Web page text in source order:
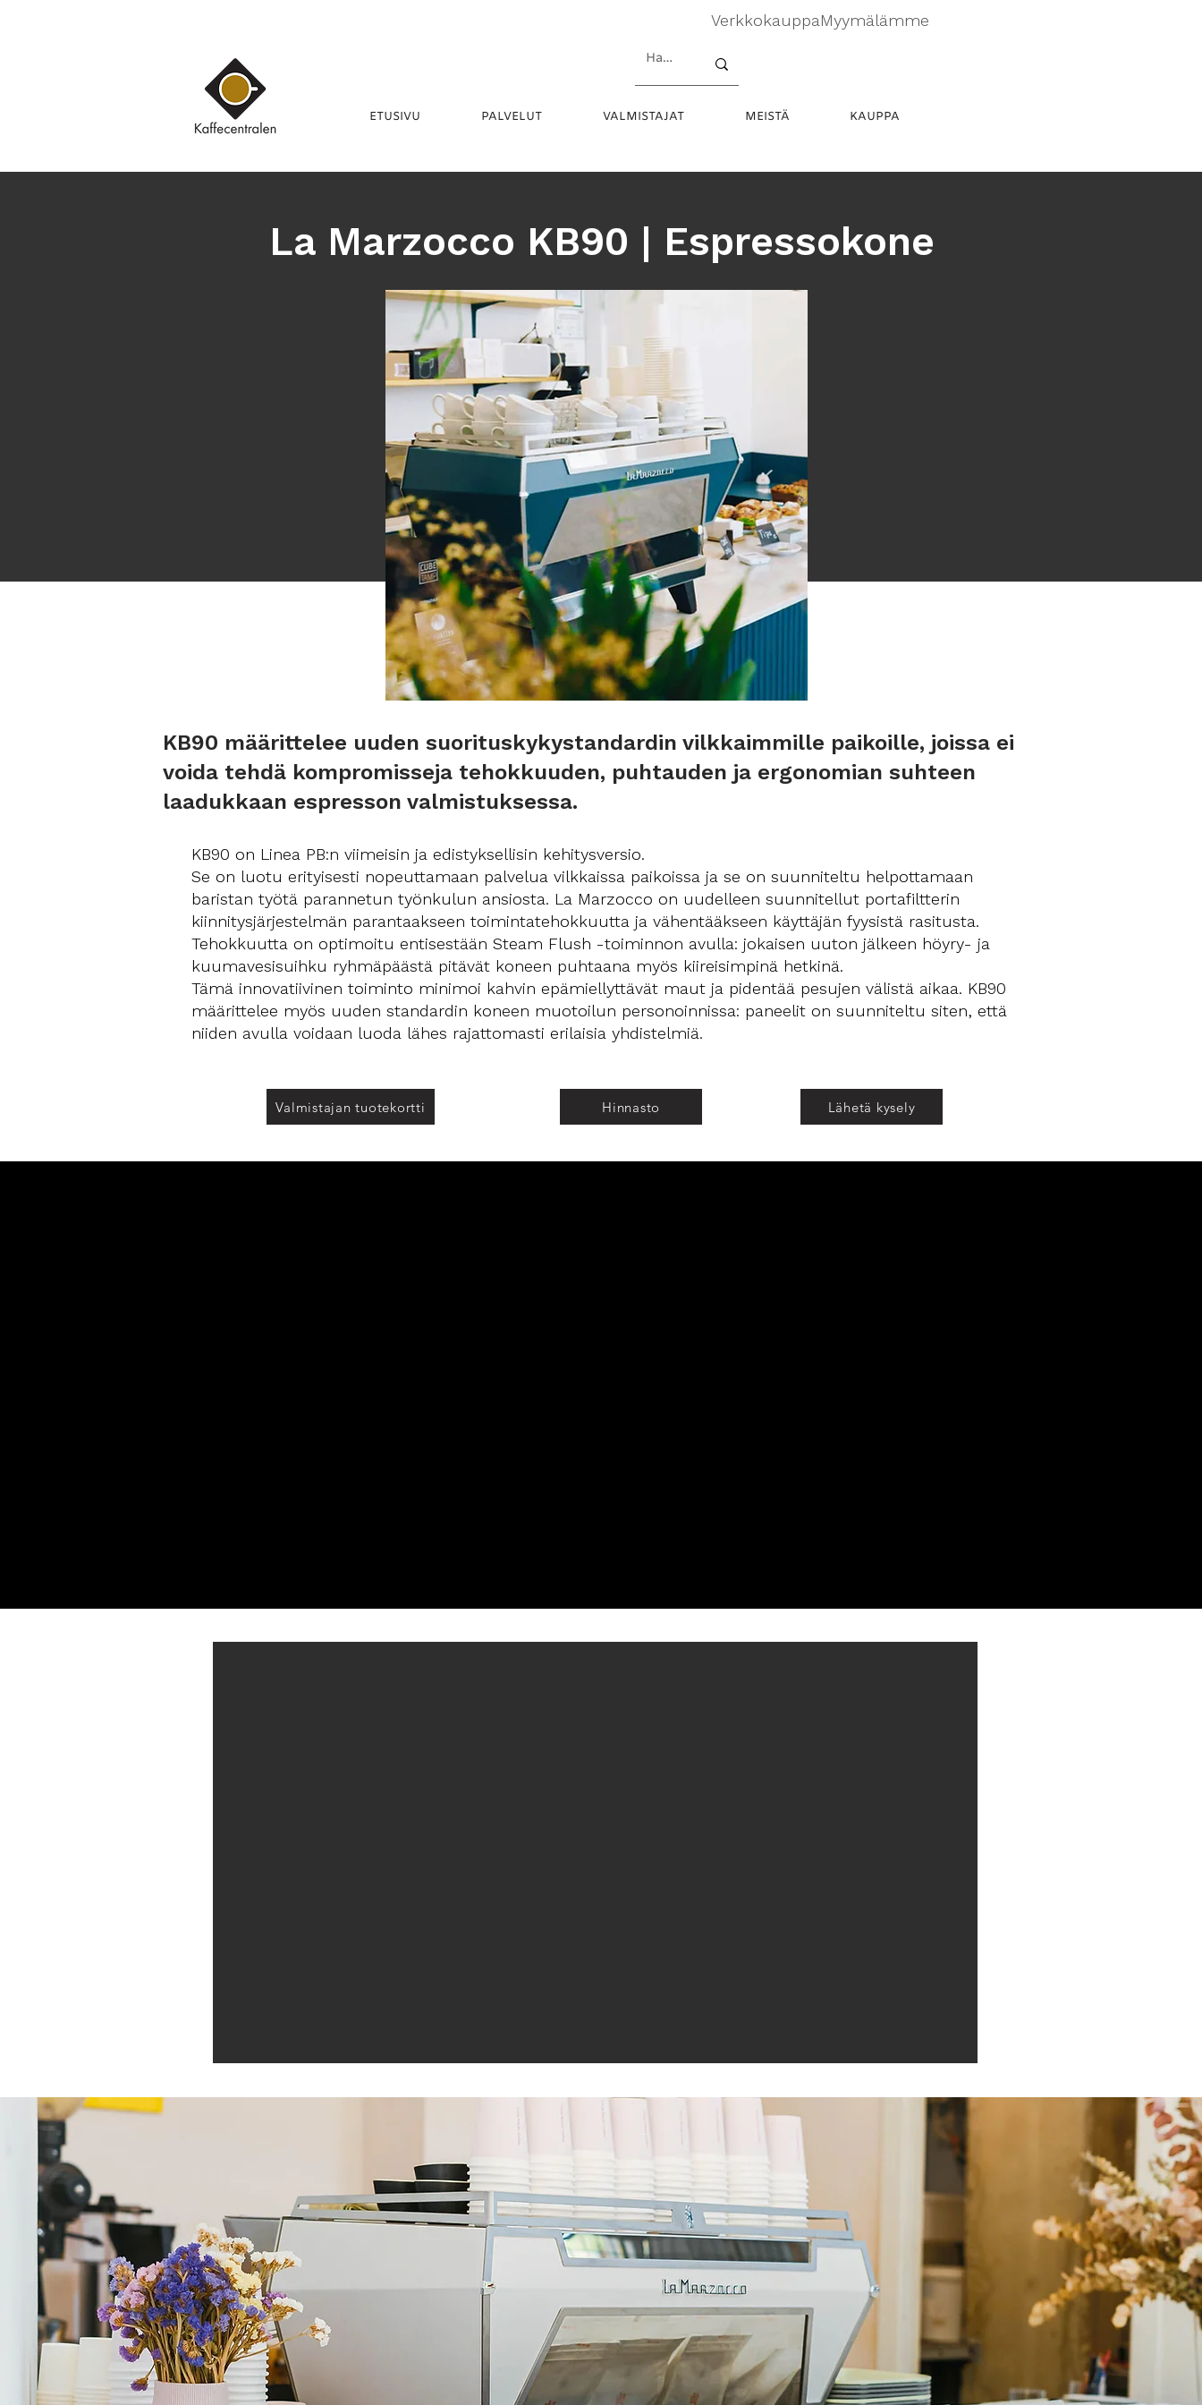
VerkkokauppaMyymälämme
ETUSIVU PALVELUT VALMISTAJAT MEISTÄ KAUPPA
La Marzocco KB90 | Espressokone
KB90 määrittelee uuden suorituskykystandardin vilkkaimmille paikoille, joissa ei
voida tehdä kompromisseja tehokkuuden, puhtauden ja ergonomian suhteen
laadukkaan espresson valmistuksessa.
KB90 on Linea PB:n viimeisin ja edistyksellisin kehitysversio.
Se on luotu erityisesti nopeuttamaan palvelua vilkkaissa paikoissa ja se on suunniteltu helpottamaan
baristan työtä parannetun työnkulun ansiosta. La Marzocco on uudelleen suunnitellut portafiltterin
kiinnitysjärjestelmän parantaakseen toimintatehokkuutta ja vähentääkseen käyttäjän fyysistä rasitusta.
Tehokkuutta on optimoitu entisestään Steam Flush -toiminnon avulla: jokaisen uuton jälkeen höyry- ja
kuumavesisuihku ryhmäpäästä pitävät koneen puhtaana myös kiireisimpinä hetkinä.
Tämä innovatiivinen toiminto minimoi kahvin epämiellyttävät maut ja pidentää pesujen välistä aikaa. KB90
määrittelee myös uuden standardin koneen muotoilun personoinnissa: paneelit on suunniteltu siten, että
niiden avulla voidaan luoda lähes rajattomasti erilaisia yhdistelmiä.
Valmistajan tuotekortti Hinnasto Lähetä kysely